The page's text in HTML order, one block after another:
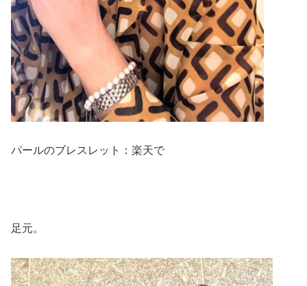
パールのブレスレット：楽天で
足元。